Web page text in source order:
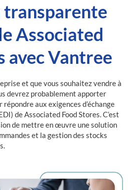
Associated
avec Vantree
et que vous souhaitez vendre à
devrez probablement apporter
aux exigences d’échange
de Associated Food Stores. C’est
de mettre en œuvre une solution
et la gestion des stocks